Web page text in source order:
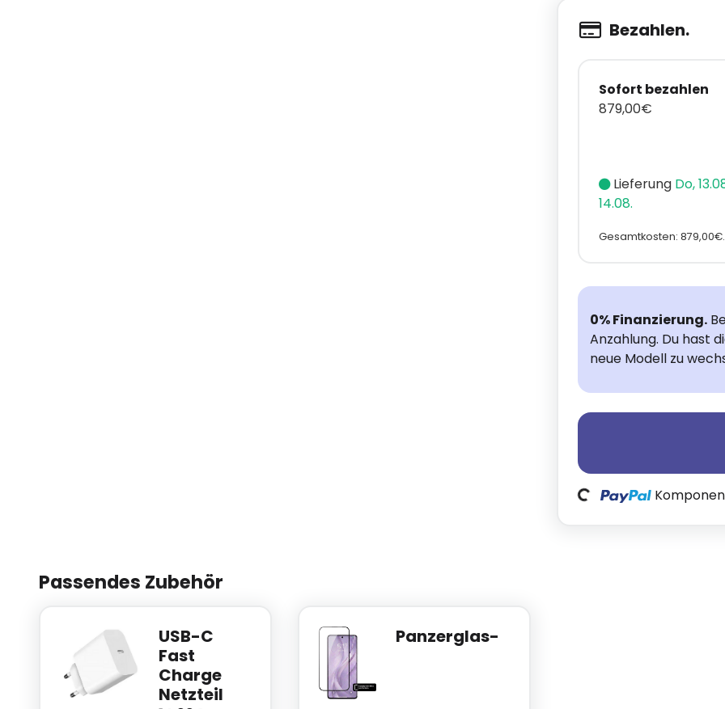
Bezahlen.
Sofort bezahlen
879,00€
Lieferung Do,
14.08.
Gesamtkosten: 879,00€.
0% Finanzierung.
Anzahlung. Du hast
neue Modell zu
Loading...
Passendes Zubehör
USB-C
Fast
Charge
Netzteil
Panzerglas-